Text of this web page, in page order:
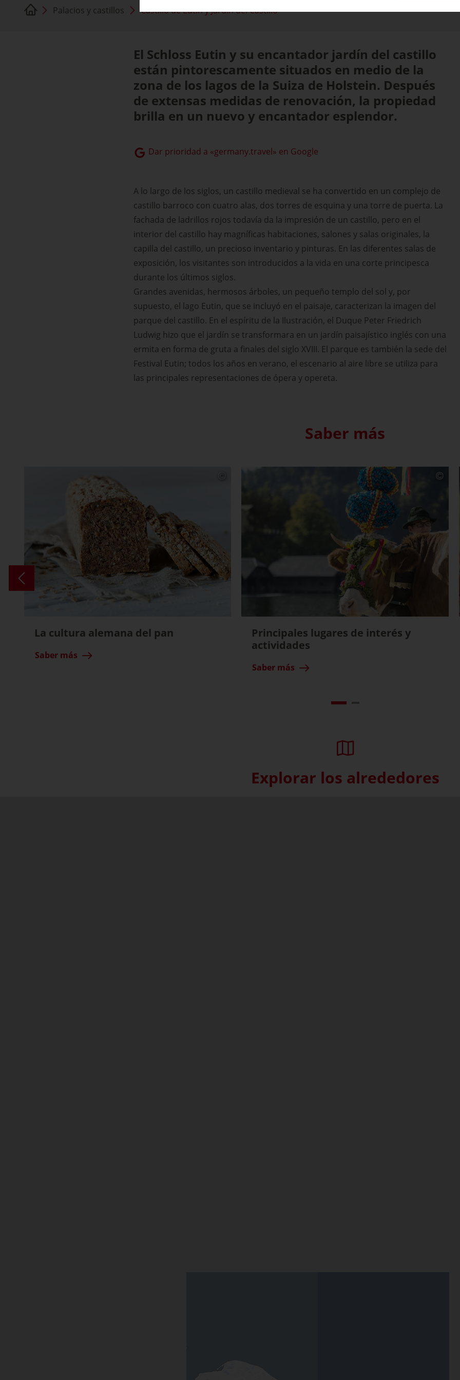
Palacios y castillos Castillo de Eutin y Jardín del Castillo
El Schloss Eutin y su encantador jardín del castillo
están pintorescamente situados en medio de la
zona de los lagos de la Suiza de Holstein. Después
de extensas medidas de renovación, la propiedad
brilla en un nuevo y encantador esplendor.
Dar prioridad a «germany.travel» en Google
A lo largo de los siglos, un castillo medieval se ha convertido en un complejo de
castillo barroco con cuatro alas, dos torres de esquina y una torre de puerta. La
fachada de ladrillos rojos todavía da la impresión de un castillo, pero en el
interior del castillo hay magníficas habitaciones, salones y salas originales, la
capilla del castillo, un precioso inventario y pinturas. En las diferentes salas de
exposición, los visitantes son introducidos a la vida en una corte principesca
durante los últimos siglos.
Grandes avenidas, hermosos árboles, un pequeño templo del sol y, por
supuesto, el lago Eutin, que se incluyó en el paisaje, caracterizan la imagen del
parque del castillo. En el espíritu de la Ilustración, el Duque Peter Friedrich
Ludwig hizo que el jardín se transformara en un jardín paisajístico inglés con una
ermita en forma de gruta a finales del siglo XVIII. El parque es también la sede del
Festival Eutin; todos los años en verano, el escenario al aire libre se utiliza para
las principales representaciones de ópera y opereta.
Saber más
La cultura alemana del pan
Saber más
Principales lugares de interés y
actividades
Saber más
Explorar los alrededores